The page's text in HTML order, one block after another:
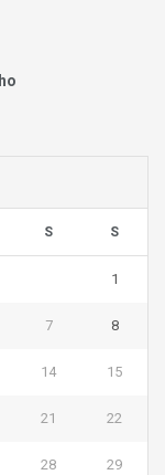
S S
1
7 8
14 15
21 22
28 29